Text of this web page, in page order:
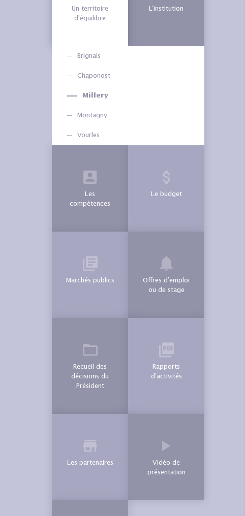
Un territoire
d’équilibre
Brignais
Chaponost
Millery
Montagny
Vourles
L’institution
Les
compétences
Le budget
Marchés publics
Offres d’emploi
ou de stage
Recueil des
décisions du
Président
Rapports
d’activités
Les partenaires
Vidéo de
présentation